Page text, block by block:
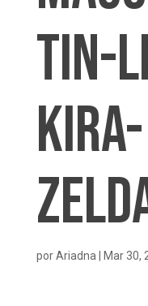
tin-
Kira-
porAriadna Mar 30,